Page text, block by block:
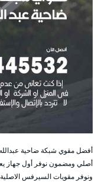
أفضل مقوي شبكة ضاحية
أصلي ومضمون نوفر أول جهاز
ونوفر مقويات السيرفس